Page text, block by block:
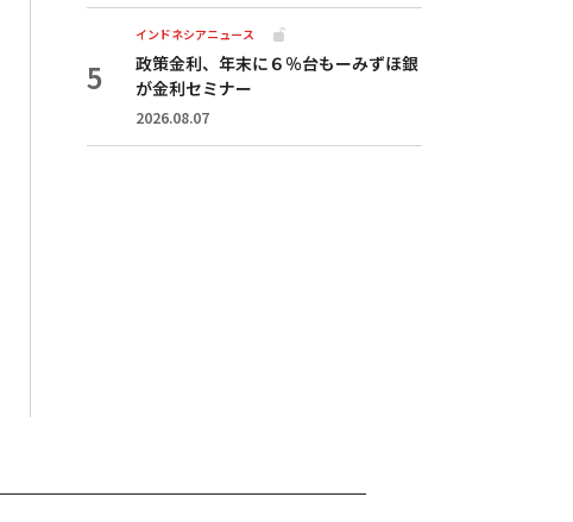
インドネシアニュース
政策金利、年末に６％台もーみずほ銀
が金利セミナー
2026.08.07